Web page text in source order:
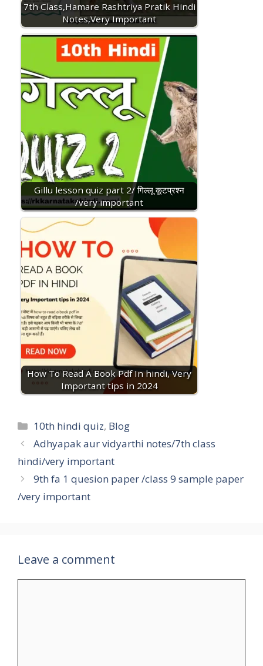
7th Class,Hamare Rashtriya Pratik Hindi
Notes,Very Important
Gillu lesson quiz part 2/ गिल्लू कूटप्रश्न
/very important
How To Read A Book Pdf In hindi, Very
Important tips in 2024
10th hindi quiz, Blog
Adhyapak aur vidyarthi notes/7th class
hindi/very important
9th fa 1 quesion paper /class 9 sample paper
/very important
Leave a comment